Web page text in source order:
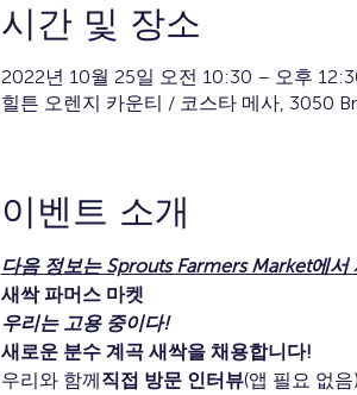
시간 및 장소
2022년 10월 25일 오전 10:30 – 오후
힐튼 오렌지 카운티 / 코스타 메사, 3050
이벤트 소개
다음 정보는 Sprouts Farmers Market에서
새싹 파머스 마켓
우리는 고용 중이다!
새로운 분수 계곡 새싹을 채용합니다!
우리와 함께직접 방문 인터뷰(앱 필요 없음)